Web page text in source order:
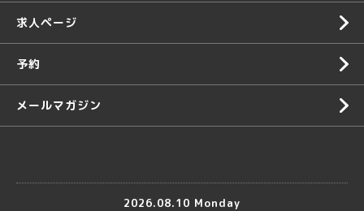
求人ページ
予約
メールマガジン
2026.08.10 Monday